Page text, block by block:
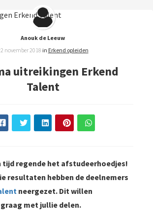
Anouk de Leeuw
november 2018 in Erkend opleiden
uitreikingen Erkend
Talent
tijd regende het afstudeerhoedjes!
resultaten hebben de deelnemers
neergezet. Dit willen
met jullie delen.